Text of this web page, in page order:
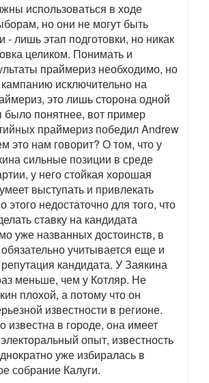
использоваться в ходе
но они не могут быть
лишь этап подготовки, но никак
целиком. Понимать и
праймериз необходимо, но
кампанию исключительно на
это лишь сторона одной
понятнее, вот пример
праймериз победил Andrew
это нам говорит? О том, что у
сильные позиции в среде
у него стойкая хорошая
выступать и привлекать
этого недостаточно для того, что
ставку на кандидата
уже названных достоинств, в
учитывается еще и
кандидата. У Заякина
меньше, чем у Котляр. Не
плохой, а потому что он
известности в регионе.
известна в городе, она имеет
опыт, известность
уже избиралась в
собрание Калуги.